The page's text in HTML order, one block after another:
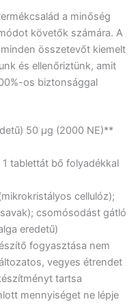
a minőség
követők számára. A
összetevőt kiemelt
és ellenőriztünk, amit
os biztonsággal
50 μg (2000 NE)**
tablettát bő folyadékkal
cellulóz);
csomósodást gátló
eredetű)
fogyasztása nem
vegyes étrendet
tartsa
mennyiséget ne lépje